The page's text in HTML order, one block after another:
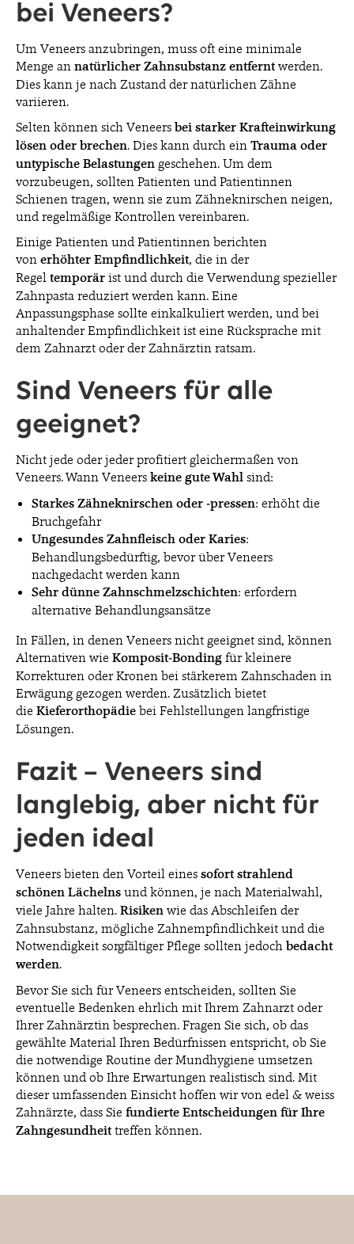
bei Veneers?
Um Veneers anzubringen, muss oft eine minimale
Menge an natürlicher Zahnsubstanz entferntwerden.
Dies kann je nach Zustand der natürlichen Zähne
variieren.
Selten können sich Veneers bei starker Krafteinwirkung
lösen oder brechen. Dies kann durch ein Trauma oder
untypische Belastungen geschehen. Um dem
vorzubeugen, sollten Patienten und Patientinnen
Schienen tragen, wenn sie zum Zähneknirschen neigen,
und regelmäßige Kontrollen vereinbaren.
Einige Patienten und Patientinnen berichten
von erhöhter Empfindlichkeit, die in der
Regel temporär ist und durch die Verwendung spezieller
Zahnpasta reduziert werden kann. Eine
Anpassungsphase sollte einkalkuliert werden, und bei
anhaltender Empfindlichkeit ist eine Rücksprache mit
dem Zahnarzt oder der Zahnärztin ratsam.
Sind Veneers für alle
geeignet?
Nicht jede oder jeder profitiert gleichermaßen von
Veneers. Wann Veneers keine gute Wahl sind:
Starkes Zähneknirschen oder -pressen: erhöht die
Bruchgefahr
Ungesundes Zahnfleisch oder Karies:
Behandlungsbedürftig, bevor über Veneers
nachgedacht werden kann
Sehr dünne Zahnschmelzschichten: erfordern
alternative Behandlungsansätze
In Fällen, in denen Veneers nicht geeignet sind, können
Alternativen wie Komposit-Bonding für kleinere
Korrekturen oder Kronen bei stärkerem Zahnschaden in
Erwägung gezogen werden. Zusätzlich bietet
die Kieferorthopädie bei Fehlstellungen langfristige
Lösungen.
Fazit – Veneers sind
langlebig, aber nicht für
jeden ideal
Veneers bieten den Vorteil eines sofort strahlend
schönen Lächelns und können, je nach Materialwahl,
viele Jahre halten. Risiken wie das Abschleifen der
Zahnsubstanz, mögliche Zahnempfindlichkeit und die
Notwendigkeit sorgfältiger Pflege sollten jedoch bedacht
werden.
Bevor Sie sich für Veneers entscheiden, sollten Sie
eventuelle Bedenken ehrlich mit Ihrem Zahnarzt oder
Ihrer Zahnärztin besprechen. Fragen Sie sich, ob das
gewählte Material Ihren Bedürfnissen entspricht, ob Sie
die notwendige Routine der Mundhygiene umsetzen
können und ob Ihre Erwartungen realistisch sind. Mit
dieser umfassenden Einsicht hoffen wir von edel & weiss
Zahnärzte, dass Sie fundierte Entscheidungen für Ihre
Zahngesundheittreffen können.